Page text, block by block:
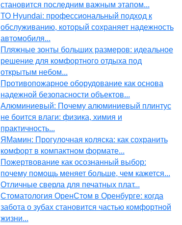
становится последним важным этапом...
ТО Hyundai: профессиональный подход к
обслуживанию, который сохраняет надежность
автомобиля...
Пляжные зонты больших размеров: идеальное
решение для комфортного отдыха под
открытым небом...
Противопожарное оборудование как основа
надежной безопасности объектов...
Алюминиевый: Почему алюминиевый плинтус
не боится влаги: физика, химия и
практичность...
ЯМамин: Прогулочная коляска: как сохранить
комфорт в компактном формате...
Пожертвование как осознанный выбор:
почему помощь меняет больше, чем кажется...
Отличные сверла для печатных плат...
Стоматология ОренСтом в Оренбурге: когда
забота о зубах становится частью комфортной
жизни...